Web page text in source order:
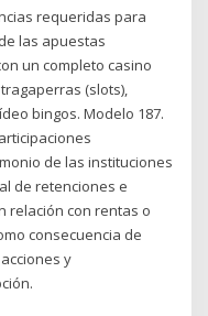
requeridas para
las apuestas
un completo casino
(slots),
bingos. Modelo 187.
de las instituciones
de retenciones e
relación con rentas o
consecuencia de
y